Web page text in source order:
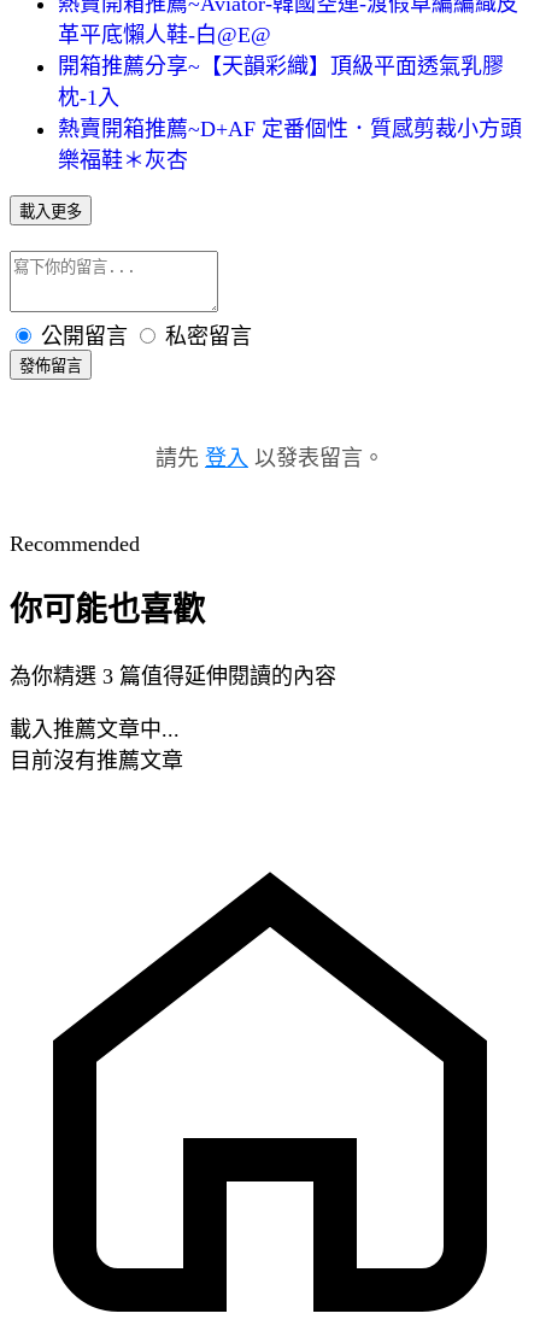
革平底懶人鞋-白@E@
開箱推薦分享~【天韻彩織】頂級平面透氣乳膠
枕-1入
熱賣開箱推薦~D+AF 定番個性．質感剪裁小方頭
樂福鞋＊灰杏
載入更多
公開留言 私密留言
發佈留言
請先 登入 以發表留言。
Recommended
你可能也喜歡
為你精選 3 篇值得延伸閱讀的內容
載入推薦文章中...
目前沒有推薦文章